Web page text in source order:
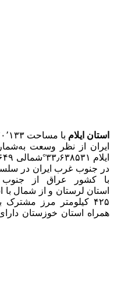
استان ایلام
ایران از نظر وسعت
در جنوب غرب ایران در
با کشور عراق از جنوب
استان لرستان و از شمال
۴۲۵ کیلومتر مرز
همراه استان خوزستان